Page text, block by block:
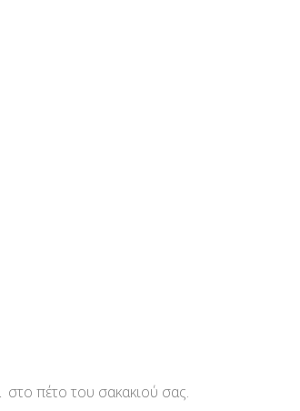
πέτο του σακακιού σας.